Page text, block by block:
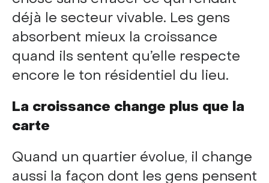
déjà le secteur vivable. Les gens
absorbent mieux la croissance
quand ils sentent qu’elle respecte
encore le ton résidentiel du lieu.
La croissance change plus que la
carte
Quand un quartier évolue, il change
aussi la façon dont les gens pensent